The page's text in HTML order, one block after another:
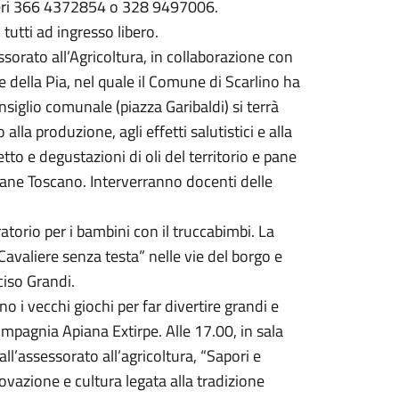
366 4372854 o 328 9497006.
ad ingresso libero.
all’Agricoltura, in collaborazione con
Pia, nel quale il Comune di Scarlino ha
comunale (piazza Garibaldi) si terrà
alla produzione, agli effetti salutistici e alla
e degustazioni di oli del territorio e pane
Toscano. Interverranno docenti delle
per i bambini con il truccabimbi. La
senza testa” nelle vie del borgo e
Grandi.
i vecchi giochi per far divertire grandi e
Apiana Extirpe. Alle 17.00, in sala
all’agricoltura, “Sapori e
e cultura legata alla tradizione